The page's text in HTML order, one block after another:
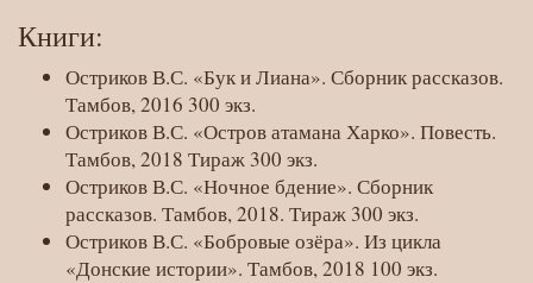
Книги:
Остриков В.С. «Бук и Лиана». Сборник рассказов.
Тамбов, 2016 300 экз.
Остриков В.С. «Остров атамана Харко». Повесть.
Тамбов, 2018 Тираж 300 экз.
Остриков В.С. «Ночное бдение». Сборник
рассказов. Тамбов, 2018. Тираж 300 экз.
Остриков В.С. «Бобровые озёра». Из цикла
«Донские истории». Тамбов, 2018 100 экз.